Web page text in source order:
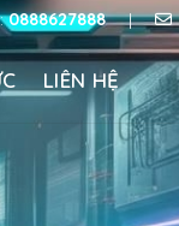
0888627888 |
LIÊN HỆ